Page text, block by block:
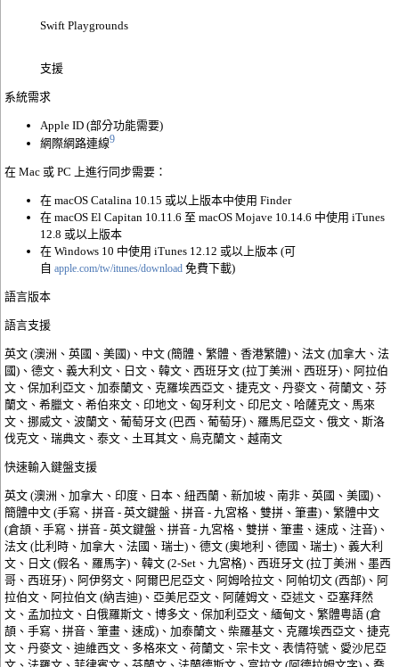
Swift Playgrounds
支援
系統需求
Apple ID (部分功能需要)
網際網路連線9
在 Mac 或 PC 上進行同步需要：
在 macOS Catalina 10.15 或以上版本中使用 Finder
在 macOS El Capitan 10.11.6 至 macOS Mojave 10.14.6 中使用 iTunes
12.8 或以上版本
在 Windows 10 中使用 iTunes 12.12 或以上版本 (可
自 apple.com/tw/itunes/download 免費下載)
語言版本
語言支援
英文 (澳洲、英國、美國)、中文 (簡體、繁體、香港繁體)、法文 (加拿大、法
國)、德文、義大利文、日文、韓文、西班牙文 (拉丁美洲、西班牙)、阿拉伯
文、保加利亞文、加泰蘭文、克羅埃西亞文、捷克文、丹麥文、荷蘭文、芬
蘭文、希臘文、希伯來文、印地文、匈牙利文、印尼文、哈薩克文、馬來
文、挪威文、波蘭文、葡萄牙文 (巴西、葡萄牙)、羅馬尼亞文、俄文、斯洛
伐克文、瑞典文、泰文、土耳其文、烏克蘭文、越南文
快速輸入鍵盤支援
英文 (澳洲、加拿大、印度、日本、紐西蘭、新加坡、南非、英國、美國)、
簡體中文 (手寫、拼音 - 英文鍵盤、拼音 - 九宮格、雙拼、筆畫)、繁體中文
(倉頡、手寫、拼音 - 英文鍵盤、拼音 - 九宮格、雙拼、筆畫、速成、注音)、
法文 (比利時、加拿大、法國、瑞士)、德文 (奧地利、德國、瑞士)、義大利
文、日文 (假名、羅馬字)、韓文 (2-Set、九宮格)、西班牙文 (拉丁美洲、墨西
哥、西班牙)、阿伊努文、阿爾巴尼亞文、阿姆哈拉文、阿帕切文 (西部)、阿
拉伯文、阿拉伯文 (納吉迪)、亞美尼亞文、阿薩姆文、亞述文、亞塞拜然
文、孟加拉文、白俄羅斯文、博多文、保加利亞文、緬甸文、繁體粵語 (倉
頡、手寫、拼音、筆畫、速成)、加泰蘭文、柴羅基文、克羅埃西亞文、捷克
文、丹麥文、迪維西文、多格來文、荷蘭文、宗卡文、表情符號、愛沙尼亞